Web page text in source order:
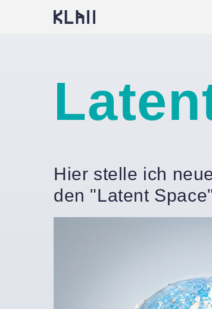
Hier stelle ich
den "Latent